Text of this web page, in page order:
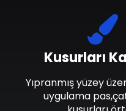
Kusurları
Yıpranmış yüzey
uygulama